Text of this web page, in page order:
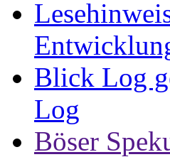
Blick Log
Log
Böser